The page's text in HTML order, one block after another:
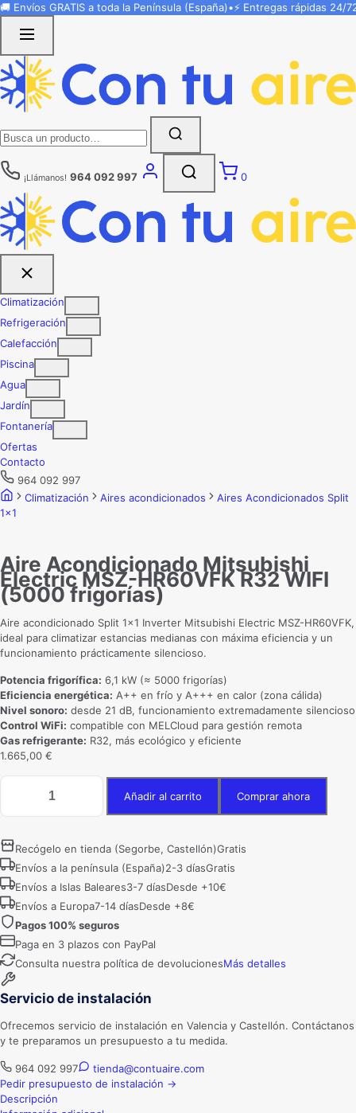
Saltar
contenido
🚚 Envíos GRATIS a toda la Península (España)•⚡ Entregas rápidas 24/
¡Llámanos! 964 092 997 0
Climatización
Refrigeración
Calefacción
Piscina
Agua
Jardín
Fontanería
Ofertas
Contacto
964 092 997
Climatización
Aires acondicionados
Aires Acondicionados Split
1x1
Aire Acondicionado Mitsubishi
Electric MSZ-HR60VFK R32 WIFI
(5000 frigorías)
Aire acondicionado Split 1×1 Inverter Mitsubishi Electric MSZ-HR60VFK,
ideal para climatizar estancias medianas con máxima eficiencia y un
funcionamiento prácticamente silencioso.
Potencia frigorífica: 6,1 kW (≈ 5000 frigorías)
Eficiencia energética: A++ en frío y A+++ en calor (zona cálida)
Nivel sonoro: desde 21 dB, funcionamiento extremadamente silencioso
Control WiFi: compatible con MELCloud para gestión remota
Gas refrigerante: R32, más ecológico y eficiente
1.665,00 €
Acondicionado
Mitsubishi
MSZ-
HR60VFK
R32
WIFI
(5000
frigorías)
cantidad
Añadir al carrito Comprar ahora
Recógelo en tienda (Segorbe, Castellón)Gratis
Envíos a la península (España)2-3 díasGratis
Envíos a Islas Baleares3-7 díasDesde +10€
Envíos a Europa7-14 díasDesde +8€
Pagos 100% seguros
Paga en 3 plazos con PayPal
Consulta nuestra política de devolucionesMás detalles
Servicio de instalación
Ofrecemos servicio de instalación en Valencia y Castellón. Contáctanos
y te preparamos un presupuesto a tu medida.
964 092 997
tienda@contuaire.com
Pedir presupuesto de instalación →
Descripción